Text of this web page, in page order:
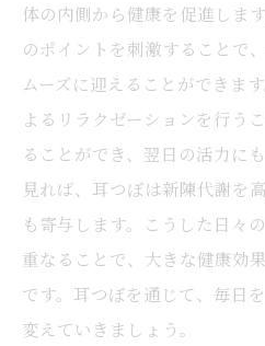
体の内側から健康を促進しま
のポイントを刺激することで
ムーズに迎えることができま
よるリラクゼーションを行う
ることができ、翌日の活力に
見れば、耳つぼは新陳代謝を
も寄与します。こうした日々
重なることで、大きな健康効
です。耳つぼを通じて、毎日
変えていきましょう。